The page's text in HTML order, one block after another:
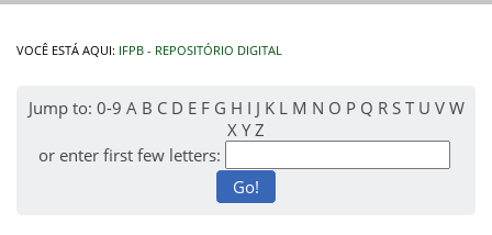
VOCÊ ESTÁ AQUI: IFPB - REPOSITÓRIO DIGITAL
Jump to: 0-9 A B C D E F G H I J K L M N O P Q R S T U V W
X Y Z
or enter first few letters: